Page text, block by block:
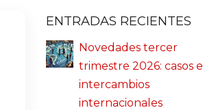
ENTRADAS RECIENTES
Novedades tercer
trimestre 2026: casos e
intercambios
internacionales